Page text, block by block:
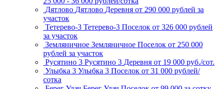
Дятлово Дятлово Деревня от 290 000 рублей за
участок
Тетерево-3 Тетерево-3 Поселок от 326 000 рублей
за участок
Земляничное Земляничное Поселок от 250 000
рублей за участок
Русятино 3 Русятино 3 Деревня от 19 000 руб./сот.
Улыбка 3 Улыбка 3 Поселок от 31 000 рублей/
сотка